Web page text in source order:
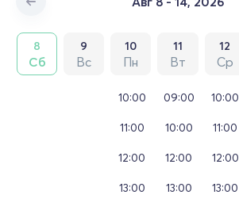
8
Сб
9
Вс
10
Пн
11
Вт
12
Ср
10:00
11:00
12:00
13:00
09:00
10:00
12:00
13:00
10:00
11:00
12:00
13:00